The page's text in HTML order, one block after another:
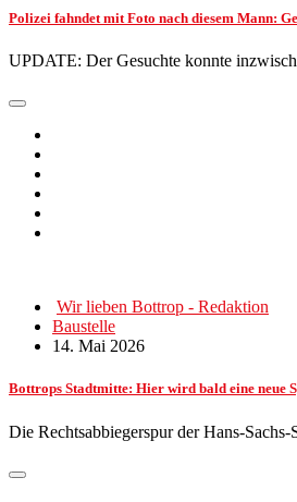
Polizei fahndet mit Foto nach diesem Mann:
UPDATE: Der Gesuchte konnte
Wir lieben Bottrop - Redaktion
Baustelle
14. Mai 2026
Bottrops Stadtmitte: Hier wird bald eine neue
Die Rechtsabbiegerspur der Hans-